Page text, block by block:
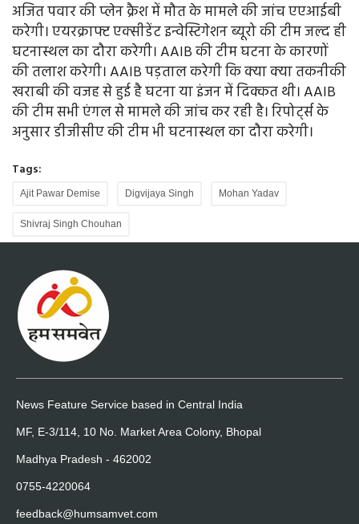
अजित पवार की प्लेन क्रैश में मौत के मामले की जांच एएआईबी
करेगी। एयरक्राफ्ट एक्सीडेंट इन्वेस्टिगेशन ब्यूरो की टीम जल्द ही
घटनास्थल का दौरा करेगी। AAIB की टीम घटना के कारणों
की तलाश करेगी। AAIB पड़ताल करेगी कि क्या क्या तकनीकी
खराबी की वजह से हुई है घटना या इंजन में दिक्कत थी। AAIB
की टीम सभी एंगल से मामले की जांच कर रही है। रिपोर्ट्स के
अनुसार डीजीसीए की टीम भी घटनास्थल का दौरा करेगी।
Tags:
Ajit Pawar Demise Digvijaya Singh Mohan Yadav
Shivraj Singh Chouhan
News Feature Service based in Central India
MF, E-3/114, 10 No. Market Area Colony, Bhopal
Madhya Pradesh - 462002
0755-4220064
feedback@humsamvet.com